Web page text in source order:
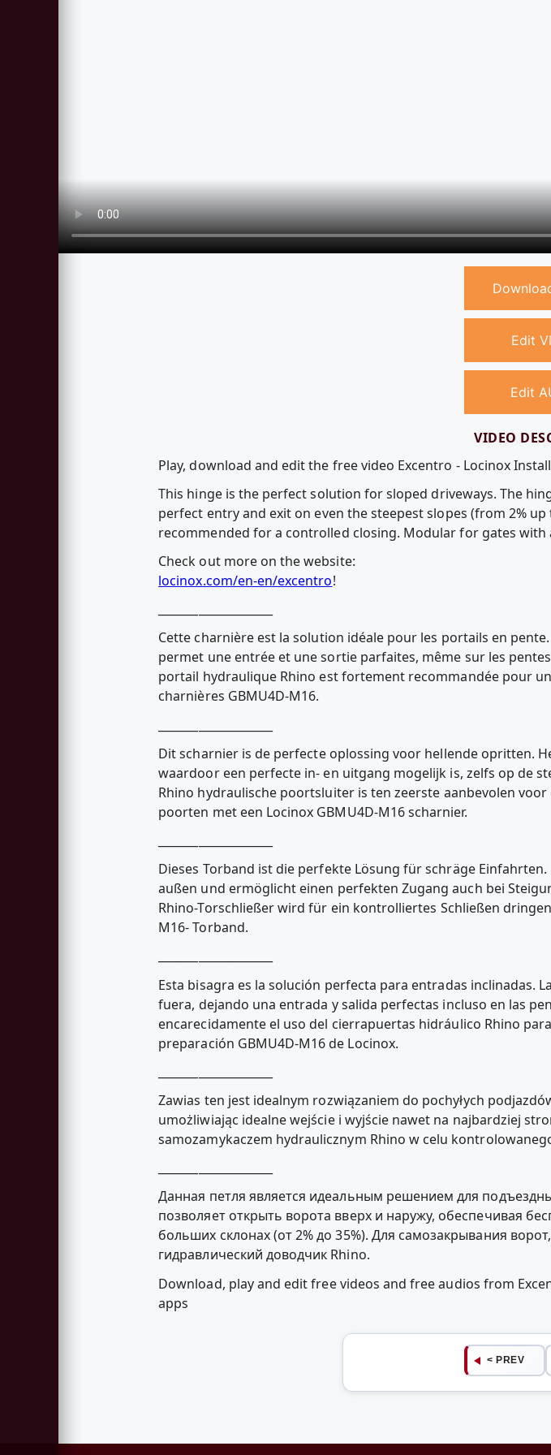
Edit
Edit
VIDEO
Play, download and edit the free video Excentro - Locinox
This hinge is the perfect solution for sloped driveways. The
perfect entry and exit on even the steepest slopes (from 2%
recommended for a controlled closing. Modular for gates with
Check out more on the website:
locinox.com/en-en/excentro!
Cette charnière est la solution idéale pour les portails en
permet une entrée et une sortie parfaites, même sur les
portail hydraulique Rhino est fortement recommandée pour
charnières GBMU4D-M16.
Dit scharnier is de perfecte oplossing voor hellende opritten.
waardoor een perfecte in- en uitgang mogelijk is, zelfs op de
Rhino hydraulische poortsluiter is ten zeerste aanbevolen
poorten met een Locinox GBMU4D-M16 scharnier.
Dieses Torband ist die perfekte Lösung für schräge
außen und ermöglicht einen perfekten Zugang auch bei
Rhino-Torschließer wird für ein kontrolliertes Schließen
M16- Torband.
Esta bisagra es la solución perfecta para entradas inclinadas.
fuera, dejando una entrada y salida perfectas incluso en las
encarecidamente el uso del cierrapuertas hidráulico Rhino
preparación GBMU4D-M16 de Locinox.
Zawias ten jest idealnym rozwiązaniem do pochyłych
umożliwiając idealne wejście i wyjście nawet na najbardziej
samozamykaczem hydraulicznym Rhino w celu
Данная петля является идеальным решением для
позволяет открыть ворота вверх и наружу, обеспечивая
больших склонах (от 2% до 35%). Для самозакрывания
гидравлический доводчик Rhino.
Download, play and edit free videos and free audios from
apps
< PREV